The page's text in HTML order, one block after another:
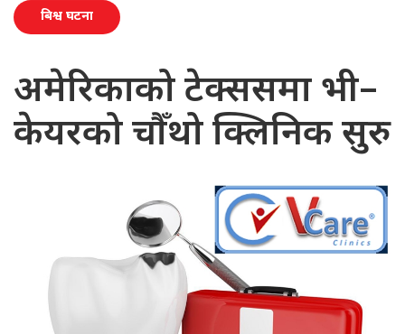
बिश्व घटना
अमेरिकाको टेक्ससमा भी–
केयरको चौँथो क्लिनिक सुरु